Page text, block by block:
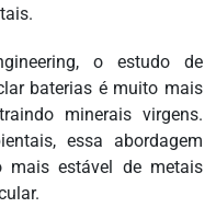
o estudo de
baterias é muito mais
minerais virgens.
essa abordagem
mais estável de metais